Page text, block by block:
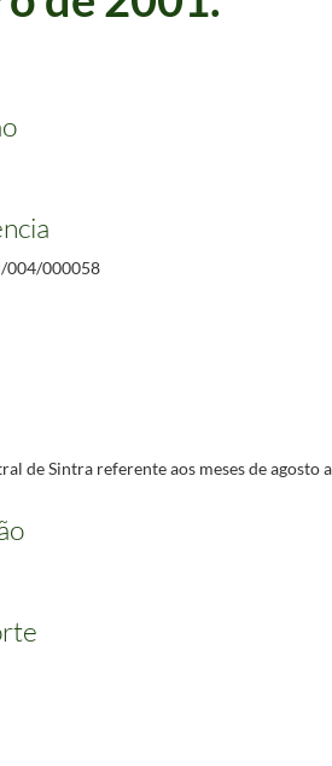
1998.
1998.
2001.
2001
2001/2001
004/000058
de Sintra referente aos meses de agosto